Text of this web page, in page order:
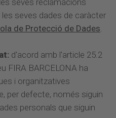
seves dades de caràcter
de Protecció de Dades
d'acord amb l'article 25.2
FIRA BARCELONA ha
i organitzatives
per defecte, només siguin
personals que siguin